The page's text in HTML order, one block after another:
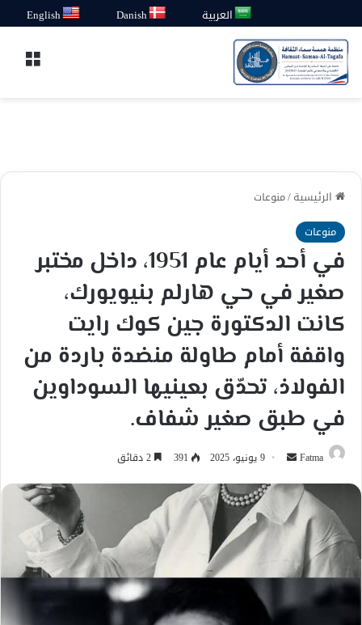
العربية Danish
English
الرئيسية/منوعات
منوعات
في أحد أيام عام 1951، داخل مختبر
صغير في حي هارلم بنيويورك،
كانت الدكتورة جين كوك رايت
واقفة أمام طاولة منضدة باردة من
الفولاذ، تحدّق بعينيها السوداوين
في طبق صغير شفاف.
Fatma
أرسل
إلكترونيا
9 يونيو، 2025 391